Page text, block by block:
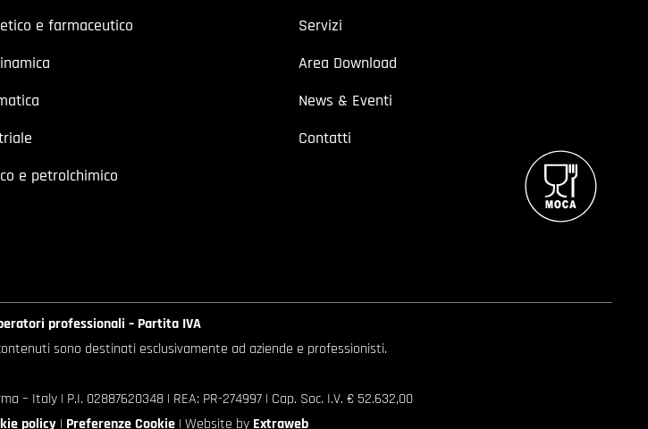
e farmaceutico
e petrolchimico
Servizi
Area Download
News & Eventi
Contatti
professionali – Partita IVA
sono destinati esclusivamente ad aziende e professionisti.
– Italy | P.I. 02887620348 | REA: PR-274997 | Cap. Soc. I.V. € 52.632,00
policy | Preferenze Cookie | Website by Extraweb